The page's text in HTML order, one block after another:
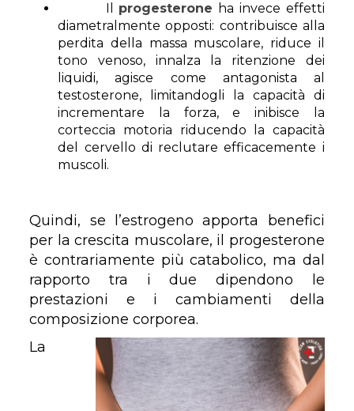
progesterone ha invece effetti
diametralmente opposti: contribuisce alla
perdita della massa muscolare, riduce il
tono venoso, innalza la ritenzione dei
liquidi, agisce come antagonista al
testosterone, limitandogli la capacità di
incrementare la forza, e inibisce la
corteccia motoria riducendo la capacità
del cervello di reclutare efficacemente i
muscoli.
Quindi, se l’estrogeno apporta benefici
per la crescita muscolare, il progesterone
è contrariamente più catabolico, ma dal
rapporto tra i due dipendono le
prestazioni e i cambiamenti della
composizione corporea.
La